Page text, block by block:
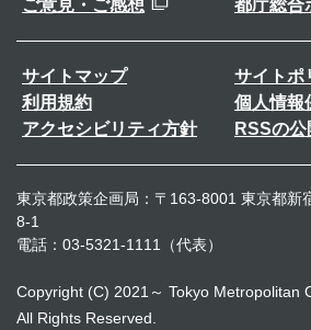
ご意見・ご感想
都庁総合
サイトマップ
サイトポ
利用規約
個人情報
アクセシビリティ方針
RSSの
東京都政策企画局：〒163-8001 東京都新
8-1
電話：03-5321-1111（代表）
Copyright (C) 2021～ Tokyo Metropolitan
All Rights Reserved.